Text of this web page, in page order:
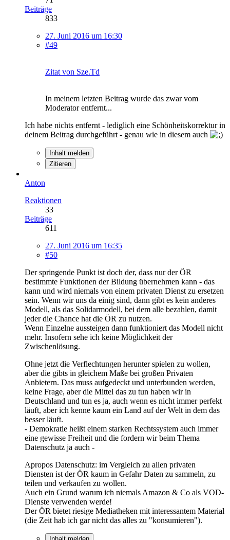
Beiträge
833
27. Juni 2016 um 16:30
#49
Zitat von Sze.Td
In meinem letzten Beitrag wurde das zwar vom
Moderator entfernt...
Ich habe nichts entfernt - lediglich eine Schönheitskorrektur in
deinem Beitrag durchgeführt - genau wie in diesem auch
Inhalt melden
Zitieren
Anton
Reaktionen
33
Beiträge
611
27. Juni 2016 um 16:35
#50
Der springende Punkt ist doch der, dass nur der ÖR
bestimmte Funktionen der Bildung übernehmen kann - das
kann und wird niemals von einem privaten Dienst zu ersetzen
sein. Wenn wir uns da einig sind, dann gibt es kein anderes
Modell, als das Solidarmodell, bei dem alle bezahlen, damit
jeder die Chance hat die ÖR zu nutzen.
Wenn Einzelne aussteigen dann funktioniert das Modell nicht
mehr. Insofern sehe ich keine Möglichkeit der
Zwischenlösung.
Ohne jetzt die Verflechtungen herunter spielen zu wollen,
aber die gibts in gleichem Maße bei großen Privaten
Anbietern. Das muss aufgedeckt und unterbunden werden,
keine Frage, aber die Mittel das zu tun haben wir in
Deutschland und tun es ja, auch wenn es nicht immer perfekt
läuft, aber ich kenne kaum ein Land auf der Welt in dem das
besser läuft.
- Demokratie heißt einem starken Rechtssystem auch immer
eine gewisse Freiheit und die fordern wir beim Thema
Datenschutz ja auch -
Apropos Datenschutz: im Vergleich zu allen privaten
Diensten ist der ÖR kaum in Gefahr Daten zu sammeln, zu
teilen und verkaufen zu wollen.
Auch ein Grund warum ich niemals Amazon & Co als VOD-
Dienste verwenden werde!
Der ÖR bietet riesige Mediatheken mit interessantem Material
(die Zeit hab ich gar nicht das alles zu "konsumieren").